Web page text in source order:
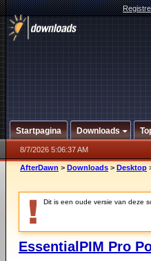
Startpagina Downloads
8/7/2026 5:06:37 AM
AfterDawn > Downloads > Desktop
Dit is een oude versie van deze
EssentialPIM Pro